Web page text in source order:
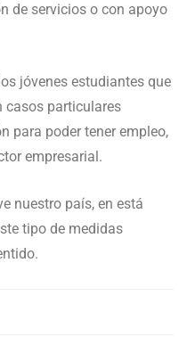
de servicios o con apoyo
jóvenes estudiantes que
casos particulares
para poder tener empleo,
empresarial.
nuestro país, en está
tipo de medidas